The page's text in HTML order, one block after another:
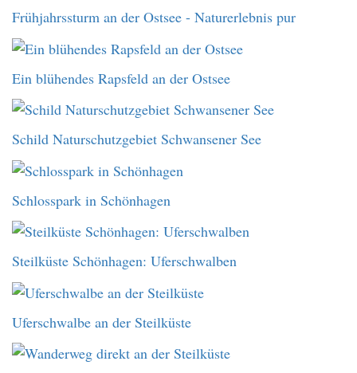
Frühjahrssturm an der Ostsee - Naturerlebnis pur
Ein blühendes Rapsfeld an der Ostsee
Schild Naturschutzgebiet Schwansener See
Schlosspark in Schönhagen
Steilküste Schönhagen: Uferschwalben
Uferschwalbe an der Steilküste